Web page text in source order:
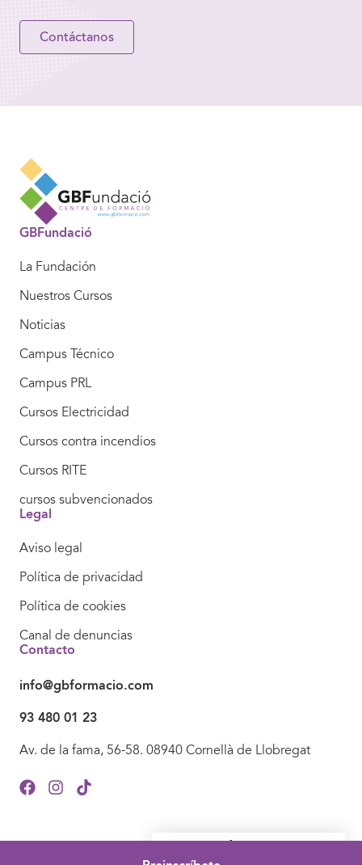
¿Necesitas información?
Contactános sin compromiso.
Contáctanos
GBFundació
La Fundación
Nuestros Cursos
Noticias
Campus Técnico
Campus PRL
Cursos Electricidad
Cursos contra incendios
Cursos RITE
cursos subvencionados
Legal
Aviso legal
Política de privacidad
Política de cookies
Canal de denuncias
Contacto
info@gbformacio.com
93 480 01 23
Av. de la fama, 56-58. 08940 Cornellà de Llobregat